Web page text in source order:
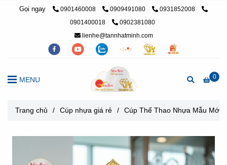
Gọi ngay 0901460008 0909491080
0931852008
0901400018
0902381080
lienhe@tannhatminh.com
0
MENU
Trang chủ / Cúp nhựa giá rẻ / Cúp Thể Thao Nhựa Mẫu Mới